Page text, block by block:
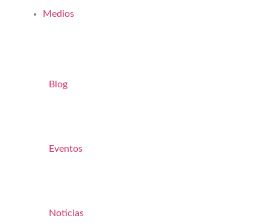
Medios
Blog
Eventos
Noticias